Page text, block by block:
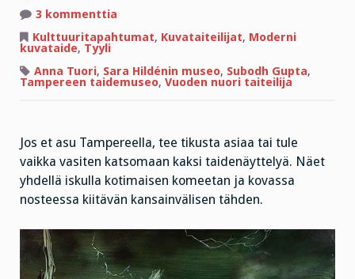
3 kommenttia
yhdistää
kotimaan
ja
New
Delhin
Kulttuuritapahtumat, Kuvataiteilijat, Moderni
kuvataide, Tyyli
Anna Tuori, Sara Hildénin museo, Subodh Gupta,
Tampereen taidemuseo, Vuoden nuori taiteilija
Jos et asu Tampereella, tee tikusta asiaa tai tule
vaikka vasiten katsomaan kaksi taidenäyttelyä. Näet
yhdellä iskulla kotimaisen komeetan ja kovassa
nosteessa kiitävän kansainvälisen tähden.